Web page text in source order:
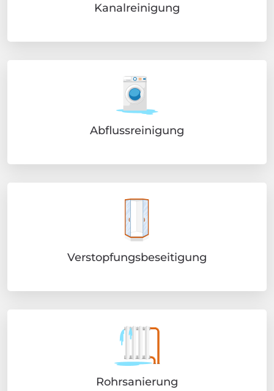
Kanalreinigung
Abflussreinigung
Verstopfungsbeseitigung
Rohrsanierung